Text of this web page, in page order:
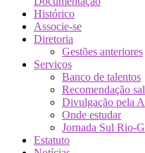
Histórico
Associe-se
Diretoria
Gestões anteriores
Serviços
Banco de talentos
Recomendação
Divulgação pela
Onde estudar
Jornada Sul Rio-
Estatuto